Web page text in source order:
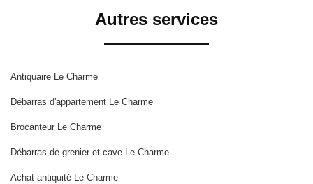
Autres services
Antiquaire Le Charme
Débarras d'appartement Le Charme
Brocanteur Le Charme
Débarras de grenier et cave Le Charme
Achat antiquité Le Charme